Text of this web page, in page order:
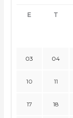
E T
03 04
10 11
17 18